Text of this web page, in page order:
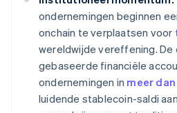
ondernemingen beginnen
onchain te verplaatsen voor
wereldwijde vereffening. De
gebaseerde financiële
ondernemingen in meer
luidende stablecoin-saldi